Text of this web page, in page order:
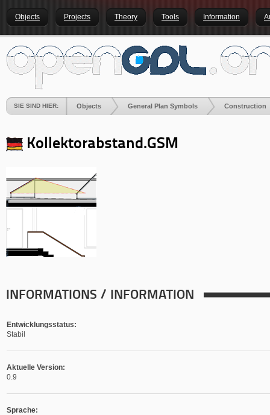
Objects Projects Theory Tools Information
SIE SIND HIER: Objects General Plan Symbols Construction
Kollektorabstand.GSM
INFORMATIONS / INFORMATION
Entwicklungsstatus:
Stabil
Aktuelle Version:
0.9
Sprache: